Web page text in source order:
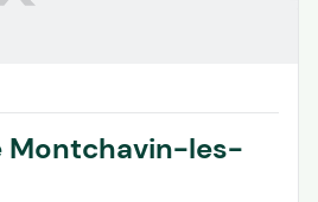
Montchavin-les-